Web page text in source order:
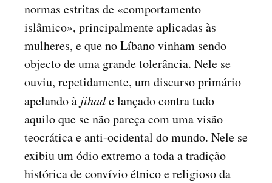
normas estritas de «comportamento
islâmico», principalmente aplicadas às
mulheres, e que no Líbano vinham sendo
objecto de uma grande tolerância. Nele se
ouviu, repetidamente, um discurso primário
apelando à jihade lançado contra tudo
aquilo que se não pareça com uma visão
teocrática e anti-ocidental do mundo. Nele se
exibiu um ódio extremo a toda a tradição
histórica de convívio étnico e religioso da